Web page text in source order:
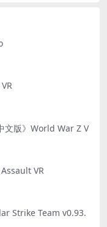
文版》World War Z V
Assault VR
Strike Team v0.93.